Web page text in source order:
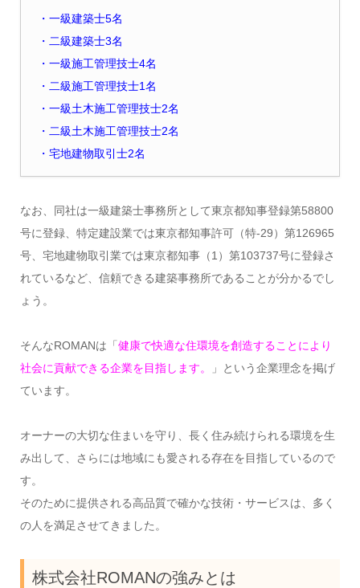
・一級建築士5名
・二級建築士3名
・一級施工管理技士4名
・二級施工管理技士1名
・一級土木施工管理技士2名
・二級土木施工管理技士2名
・宅地建物取引士2名
なお、同社は一級建築士事務所として東京都知事登録第58800
号に登録、特定建設業では東京都知事許可（特-29）第126965
号、宅地建物取引業では東京都知事（1）第103737号に登録さ
れているなど、信頼できる建築事務所であることが分かるでし
ょう。
そんなROMANは「 健康で快適な住環境を創造することにより
社会に貢献できる企業を目指します。
」という企業理念を掲げ
ています。
オーナーの大切な住まいを守り、長く住み続けられる環境を生
み出して、さらには地域にも愛される存在を目指しているので
す。
そのために提供される高品質で確かな技術・サービスは、多く
の人を満足させてきました。
株式会社ROMANの強みとは